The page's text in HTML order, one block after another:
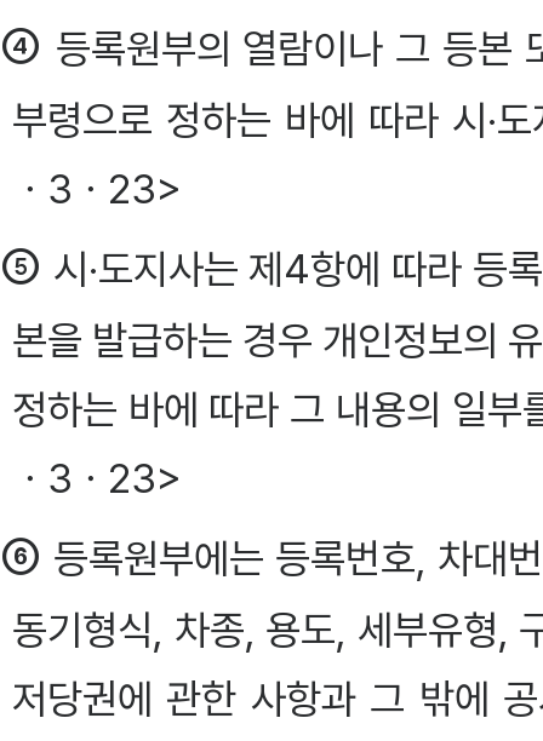
④ 등록원부의 열람이나 그 등본
부령으로 정하는 바에 따라 시·
ㆍ3ㆍ23>
⑤ 시·도지사는 제4항에 따라 등
본을 발급하는 경우 개인정보의
정하는 바에 따라 그 내용의 일
ㆍ3ㆍ23>
⑥ 등록원부에는 등록번호, 차대
동기형식, 차종, 용도, 세부유형,
저당권에 관한 사항과 그 밖에